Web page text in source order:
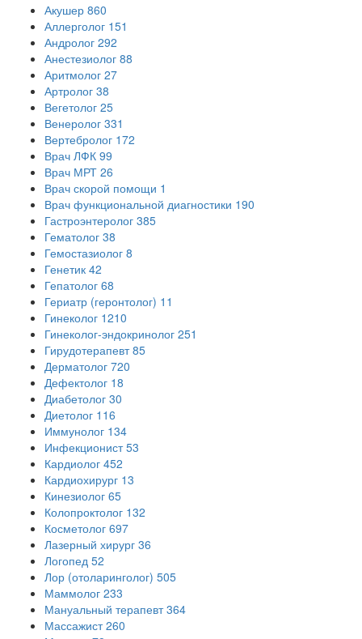
Акушер 860
Аллерголог 151
Андролог 292
Анестезиолог 88
Аритмолог 27
Артролог 38
Вегетолог 25
Венеролог 331
Вертебролог 172
Врач ЛФК 99
Врач МРТ 26
Врач скорой помощи 1
Врач функциональной диагностики 190
Гастроэнтеролог 385
Гематолог 38
Гемостазиолог 8
Генетик 42
Гепатолог 68
Гериатр (геронтолог) 11
Гинеколог 1210
Гинеколог-эндокринолог 251
Гирудотерапевт 85
Дерматолог 720
Дефектолог 18
Диабетолог 30
Диетолог 116
Иммунолог 134
Инфекционист 53
Кардиолог 452
Кардиохирург 13
Кинезиолог 65
Колопроктолог 132
Косметолог 697
Лазерный хирург 36
Логопед 52
Лор (отоларинголог) 505
Маммолог 233
Мануальный терапевт 364
Массажист 260